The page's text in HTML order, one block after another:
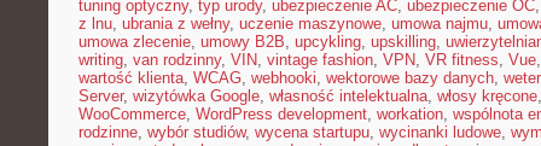
tuning optyczny, typ urody, ubezpieczenie AC, ubezpieczenie OC
z lnu, ubrania z wełny, uczenie maszynowe, umowa najmu,
umowa zlecenie, umowy B2B, upcykling, upskilling,
writing, van rodzinny, VIN, vintage fashion, VPN, VR fitness, Vue
wartość klienta, WCAG, webhooki, wektorowe bazy danych,
Server, wizytówka Google, własność intelektualna, włosy kręcone
WooCommerce, WordPress development, workation, wspólnota
rodzinne, wybór studiów, wycena startupu, wycinanki ludowe,